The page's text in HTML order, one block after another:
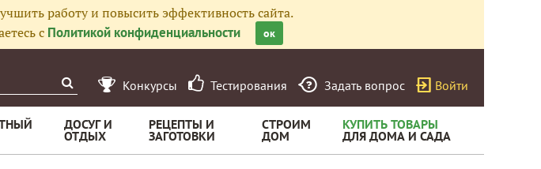
работу и повысить эффективность сайта.
с Политикой конфиденциальности ок
Конкурсы Тестирования Задать вопрос Войти
ДОСУГ И
ОТДЫХ
РЕЦЕПТЫ И
ЗАГОТОВКИ
СТРОИМ
ДОМ
КУПИТЬ ТОВАРЫ
ДЛЯ ДОМА И САДА